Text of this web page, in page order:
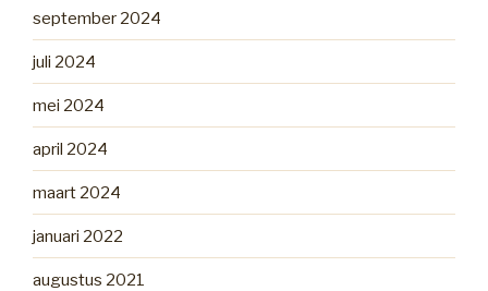
september 2024
juli 2024
mei 2024
april 2024
maart 2024
januari 2022
augustus 2021